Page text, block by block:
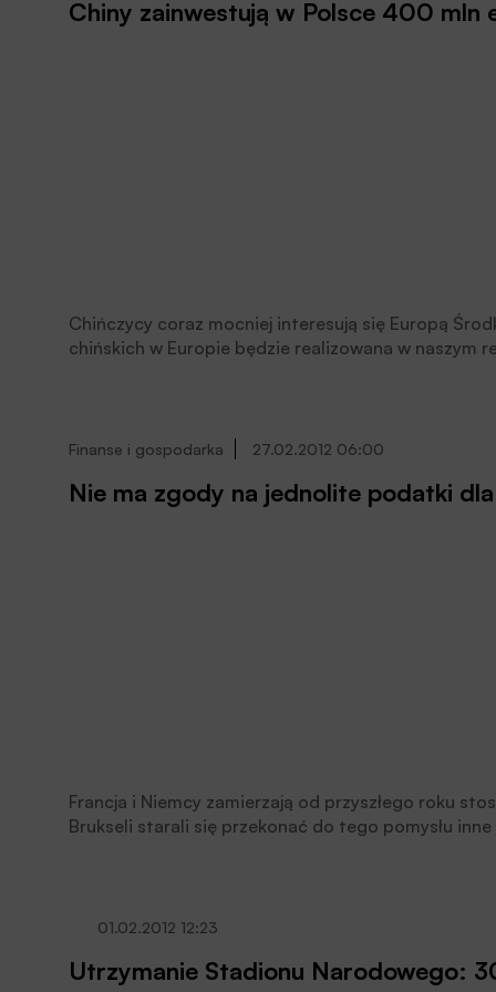
Chiny zainwestują w Polsce 400 mln
Chińczycy coraz mocniej interesują się Europą
chińskich w Europie będzie realizowana w naszym
Finanse i gospodarka 27.02.2012 06:00
Nie ma zgody na jednolite podatki
Francja i Niemcy zamierzają od przyszłego roku
Brukseli starali się przekonać do tego pomysłu
01.02.2012 12:23
Utrzymanie Stadionu Narodowego: